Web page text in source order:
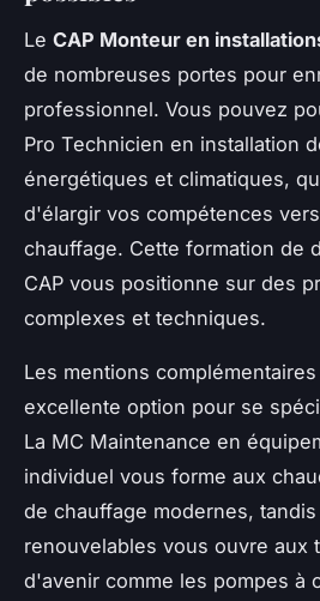
Le CAP Monteur en
de nombreuses portes pour
professionnel. Vous pouvez
Pro Technicien en installation
énergétiques et climatiques,
d'élargir vos compétences
chauffage. Cette formation de
CAP vous positionne sur des
complexes et techniques.
Les mentions
excellente option pour se
La MC Maintenance en
individuel vous forme aux
de chauffage modernes,
renouvelables vous ouvre aux
d'avenir comme les pompes à